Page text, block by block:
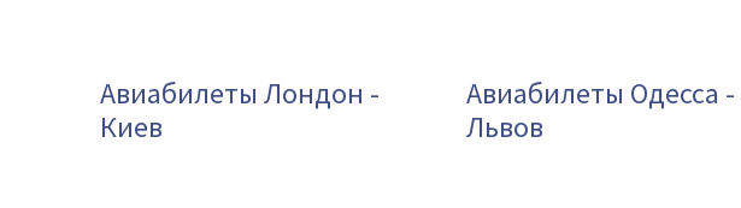
Авиабилеты Лондон -
Киев
Авиабилеты Одесса -
Львов